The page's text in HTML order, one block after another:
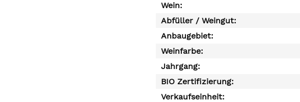
Wein:
Abfüller / Weingut:
Anbaugebiet:
Weinfarbe:
Jahrgang:
BIO Zertifizierung:
Verkaufseinheit: